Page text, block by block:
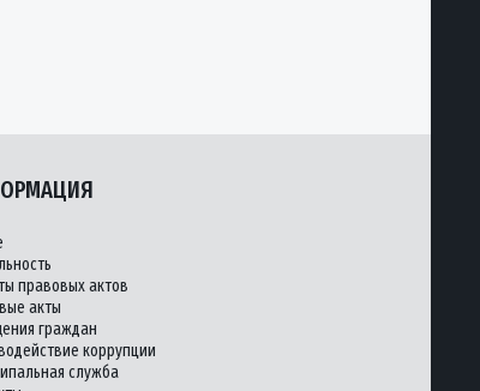
правовых актов
акты
граждан
коррупции
служба